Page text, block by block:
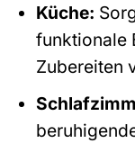
Küche:
funktionale
Zubereiten